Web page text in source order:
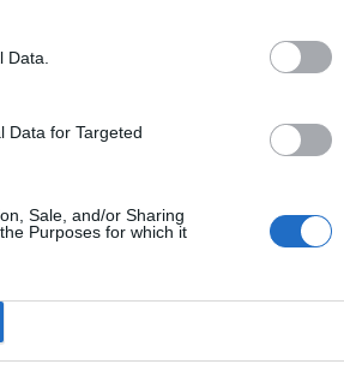
Data for Targeted
Sale, and/or Sharing
Purposes for which it
ο Οκόμπο»
Έλι Οκόμπο στη Βιλερμπάν μίλησε
λίγες ώρες μετά…